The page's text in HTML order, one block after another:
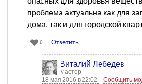
проблема актуальна как для
дома, так и для городской
0 Ответить
Виталий Лебедев
Мастер
18 мая 2016 в 22:02
Сообщить